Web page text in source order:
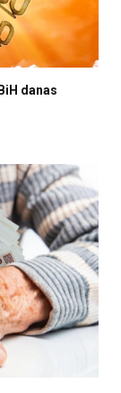
danas